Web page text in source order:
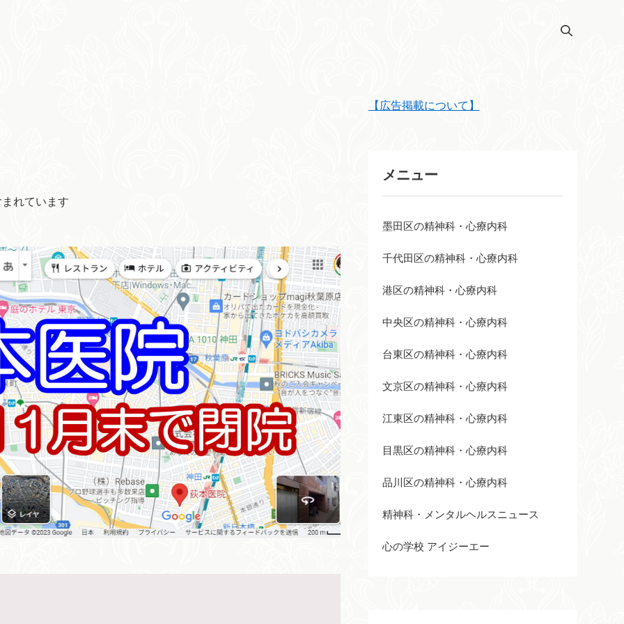
れています
【広告掲載について】
メニュー
墨田区の精神科・心療内科
千代田区の精神科・心療内科
港区の精神科・心療内科
中央区の精神科・心療内科
台東区の精神科・心療内科
文京区の精神科・心療内科
江東区の精神科・心療内科
目黒区の精神科・心療内科
品川区の精神科・心療内科
精神科・メンタルヘルスニュース
心の学校 アイジーエー